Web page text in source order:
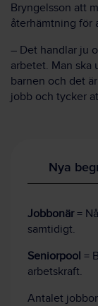
Bryngelsson att
återhämtning för
– Det handlar ju
arbetet. Man ska
barnen och det
jobb och tycker
Nya
Jobbonär=
samtidigt.
Seniorpool =
arbetskraft.
Antalet